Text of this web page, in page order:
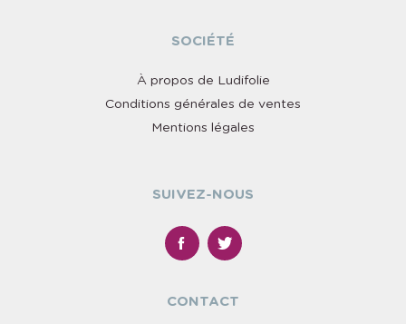
SOCIÉTÉ
À propos de Ludifolie
Conditions générales de ventes
Mentions légales
SUIVEZ-NOUS
CONTACT